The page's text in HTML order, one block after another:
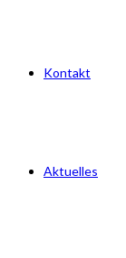
Kontakt
Aktuelles